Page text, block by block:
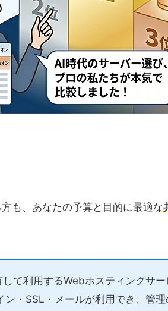
も、あなたの予算と目的に最適な
て利用するWebホスティングサ
・SSL・メールが利用でき、管理